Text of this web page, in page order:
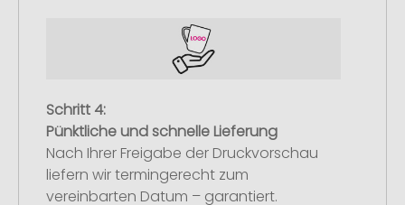
Schritt 4:
Pünktliche und schnelle Lieferung
Nach Ihrer Freigabe der Druckvorschau
liefern wir termingerecht zum
vereinbarten Datum – garantiert.